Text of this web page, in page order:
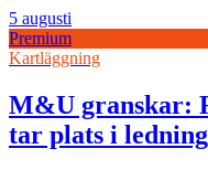
5 augusti
Premium
Kartläggning
M&U granskar:
tar plats i